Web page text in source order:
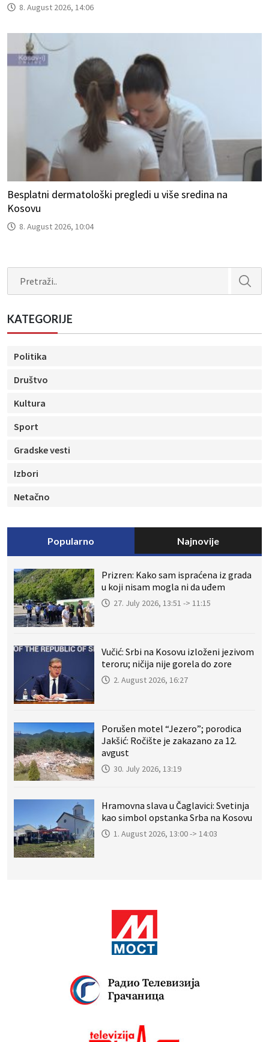
8. August 2026, 14:06
Besplatni dermatološki pregledi u više sredina na
Kosovu
8. August 2026, 10:04
KATEGORIJE
Politika
Društvo
Kultura
Sport
Gradske vesti
Izbori
Netačno
Popularno Najnovije
Prizren: Kako sam ispraćena iz grada
u koji nisam mogla ni da uđem
27. July 2026, 13:51 -> 11:15
Vučić: Srbi na Kosovu izloženi jezivom
teroru; ničija nije gorela do zore
2. August 2026, 16:27
Porušen motel “Jezero”; porodica
Jakšić: Ročište je zakazano za 12.
avgust
30. July 2026, 13:19
Hramovna slava u Čaglavici: Svetinja
kao simbol opstanka Srba na Kosovu
1. August 2026, 13:00 -> 14:03